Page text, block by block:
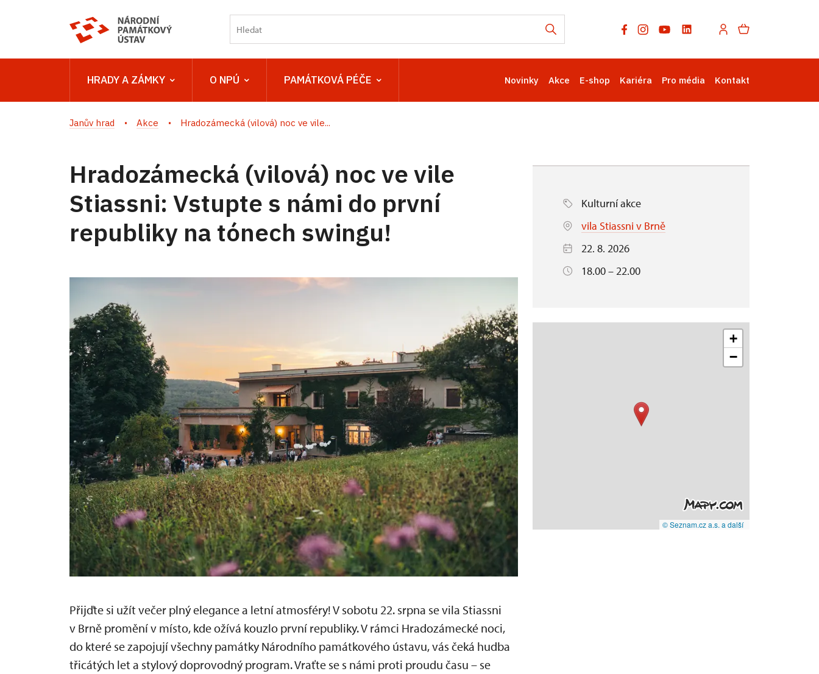
HRADY A ZÁMKY O NPÚ PAMÁTKOVÁ PÉČE Novinky Akce E-shop Kariéra Pro média Kontakt
Janův hrad Akce Hradozámecká (vilová) noc ve vile...
Hradozámecká (vilová) noc ve vile
Stiassni: Vstupte s námi do první
republiky na tónech swingu!
Přijďte si užít večer plný elegance a letní atmosféry! V sobotu 22. srpna se vila Stiassni
v Brně promění v místo, kde ožívá kouzlo první republiky. V rámci Hradozámecké noci,
do které se zapojují všechny památky Národního památkového ústavu, vás čeká hudba
třicátých let a stylový doprovodný program. Vraťte se s námi proti proudu času – se
Kulturní akce
vila Stiassni v Brně
22. 8. 2026
18.00 – 22.00
+
−
© Seznam.cz a.s. a další